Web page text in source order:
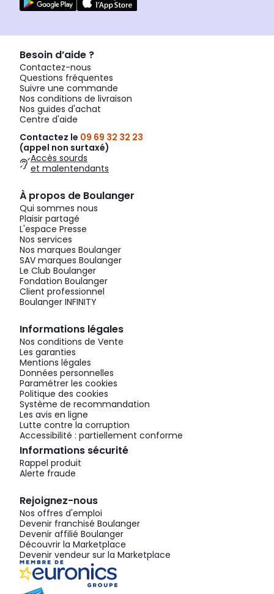
Besoin d’aide ?
Contactez-nous
Questions fréquentes
Suivre une commande
Nos conditions de livraison
Nos guides d'achat
Centre d'aide
Contactez le 09 69 32 32 23
(appel non surtaxé)
Accès sourds
et malentendants
À propos de Boulanger
Qui sommes nous
Plaisir partagé
L'espace Presse
Nos services
Nos marques Boulanger
SAV marques Boulanger
Le Club Boulanger
Fondation Boulanger
Client professionnel
Boulanger INFINITY
Informations légales
Nos conditions de Vente
Les garanties
Mentions légales
Données personnelles
Paramétrer les cookies
Politique des cookies
Système de recommandation
Les avis en ligne
Lutte contre la corruption
Accessibilité : partiellement conforme
Informations sécurité
Rappel produit
Alerte fraude
Rejoignez-nous
Nos offres d'emploi
Devenir franchisé Boulanger
Devenir affilié Boulanger
Découvrir la Marketplace
Devenir vendeur sur la Marketplace